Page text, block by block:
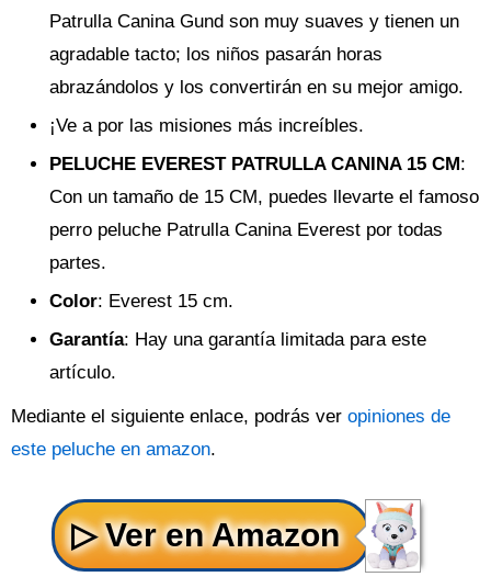
Patrulla Canina Gund son muy suaves y tienen un
agradable tacto; los niños pasarán horas
abrazándolos y los convertirán en su mejor amigo.
¡Ve a por las misiones más increíbles.
PELUCHE EVEREST PATRULLA CANINA 15 CM:
Con un tamaño de 15 CM, puedes llevarte el famoso
perro peluche Patrulla Canina Everest por todas
partes.
Color: Everest 15 cm.
Garantía: Hay una garantía limitada para este
artículo.
Mediante el siguiente enlace, podrás ver opiniones de
este peluche en amazon.